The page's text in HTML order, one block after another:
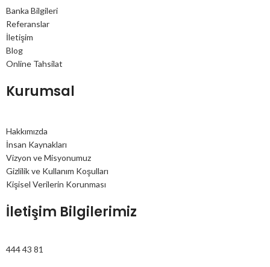
Banka Bilgileri
Referanslar
İletişim
Blog
Online Tahsilat
Kurumsal
Hakkımızda
İnsan Kaynakları
Vizyon ve Misyonumuz
Gizlilik ve Kullanım Koşulları
Kişisel Verilerin Korunması
İletişim Bilgilerimiz
444 43 81